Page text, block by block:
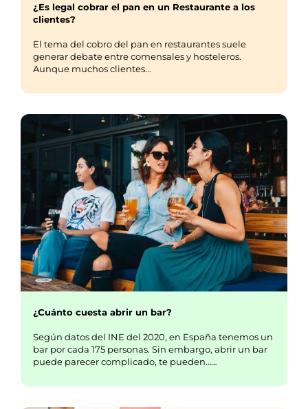
¿Es legal cobrar el pan en un Restaurante a los
clientes?
El tema del cobro del pan en restaurantes suele
generar debate entre comensales y hosteleros.
Aunque muchos clientes...
¿Cuánto cuesta abrir un bar?
Según datos del INE del 2020, en España tenemos un
bar por cada 175 personas. Sin embargo, abrir un bar
puede parecer complicado, te pueden……